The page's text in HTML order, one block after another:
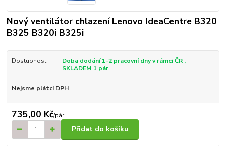
Nový ventilátor chlazení Lenovo IdeaCentre B320
B325 B320i B325i
Dostupnost
Doba dodání 1-2 pracovní dny v rámci ČR ,
SKLADEM 1 pár
Nejsme plátci DPH
735,00 Kč/pár
Přidat do košíku